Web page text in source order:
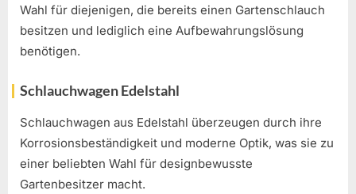
Wahl für diejenigen, die bereits einen Gartenschlauch
besitzen und lediglich eine Aufbewahrungslösung
benötigen.
Schlauchwagen Edelstahl
Schlauchwagen aus Edelstahl überzeugen durch ihre
Korrosionsbeständigkeit und moderne Optik, was sie zu
einer beliebten Wahl für designbewusste
Gartenbesitzer macht.